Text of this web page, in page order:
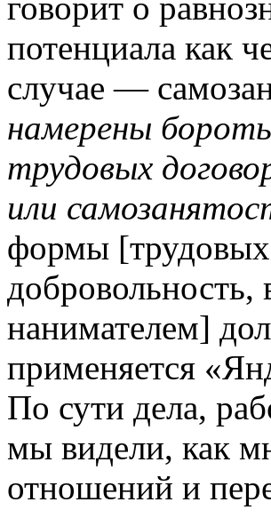
потенциала как
случае —
намерены
трудовых
или
формы
нанимателем]
применяется
По сути дела,
мы видели, как
отношений и